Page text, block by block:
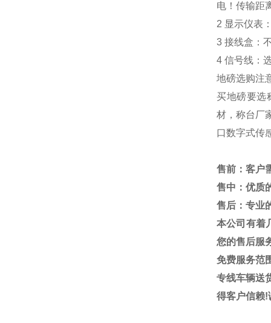
电！传输距
2 显示仪表
3 接线盒：
4 信号线：
地磅选购注
买地磅要选
材，称台厂
口数字式传
售前：客户
售中：优质
售后：专业
本公司有着
您的售后服
免费服务范
专线车辆送
得客户信赖!